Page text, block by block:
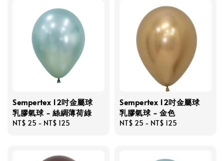
Sempertex 12吋金屬球
乳膠氣球 - 絲綢薄荷綠
Regular
NT$ 25 - NT$ 125
Sempertex 12吋金屬球
乳膠氣球 - 金色
Regular
NT$ 25 - NT$ 125